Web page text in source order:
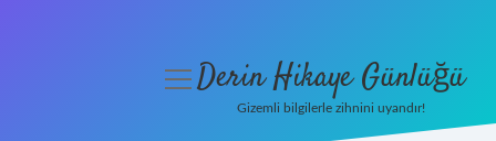
menüyüDerin Hikaye Günlüğü
Gizemli bilgilerle zihnini uyandır!